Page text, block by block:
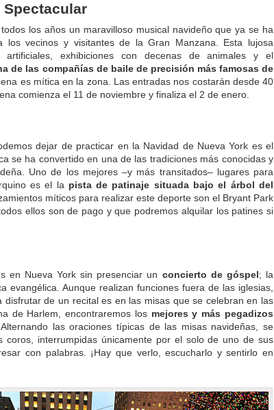
los años un maravilloso musical navideño que ya se ha
los vecinos y visitantes de la Gran Manzana. Esta lujosa
artificiales, exhibiciones con decenas de animales y el
de las compañías de baile de precisión más famosas de
es mítica en la zona. Las entradas nos costarán desde 40
comienza el 11 de noviembre y finaliza el 2 de enero.
dejar de practicar en la Navidad de Nueva York es el
se ha convertido en una de las tradiciones más conocidas y
Uno de los mejores –y más transitados– lugares para
es el la pista de patinaje situada bajo el árbol del
míticos para realizar este deporte son el Bryant Park
ellos son de pago y que podremos alquilar los patines si
en Nueva York sin presenciar un concierto de góspel; la
evangélica. Aunque realizan funciones fuera de las iglesias,
disfrutar de un recital es en las misas que se celebran en las
de Harlem, encontraremos los mejores y más pegadizos
las oraciones típicas de las misas navideñas, se
coros, interrumpidas únicamente por el solo de uno de sus
con palabras. ¡Hay que verlo, escucharlo y sentirlo en